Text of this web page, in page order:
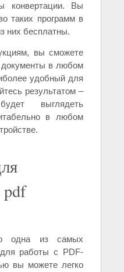
конвертации. Вы
таких программ в
них бесплатны.
вы сможете
документы в любом
удобный для
результатом –
выглядеть
в любом
pdf
одна из самых
работы с PDF-
вы можете легко